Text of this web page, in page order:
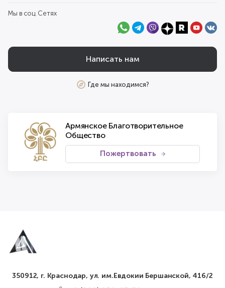
Мы в соц. Сетях
Написать нам
Где мы находимся?
Армянское Благотворительное
Общество
Пожертвовать
350912, г. Краснодар, ул. им.Евдокии Бершанской, 416/2